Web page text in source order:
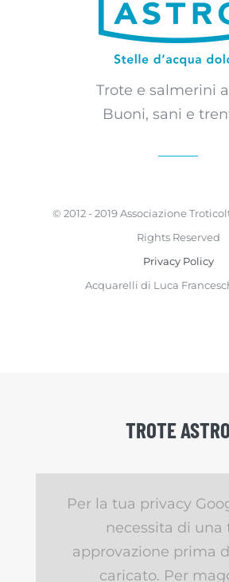
Trote e salmerini
Buoni, sani e
© 2012 - 2019 Associazione
Rights Reserved
Privacy Policy
Acquarelli di Luca
TROTE ASTRO
Per la tua privacy
necessita di una
approvazione prima
caricato. Per